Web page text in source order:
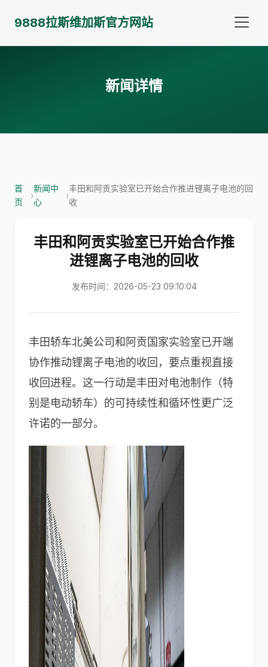
9888拉斯维加斯官方网站
新闻详情
首
页
›
新闻中
心
›
丰田和阿贡实验室已开始合作推进锂离子电池的回
收
丰田和阿贡实验室已开始合作推
进锂离子电池的回收
发布时间：2026-05-23 09:10:04
丰田轿车北美公司和阿贡国家实验室已开端
协作推动锂离子电池的收回，要点重视直接
收回进程。这一行动是丰田对电池制作（特
别是电动轿车）的可持续性和循环性更广泛
许诺的一部分。